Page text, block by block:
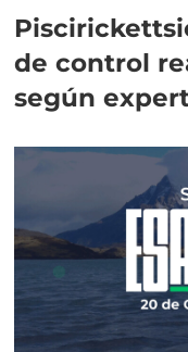
de control
según